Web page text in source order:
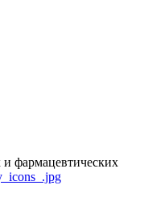
фармацевтических